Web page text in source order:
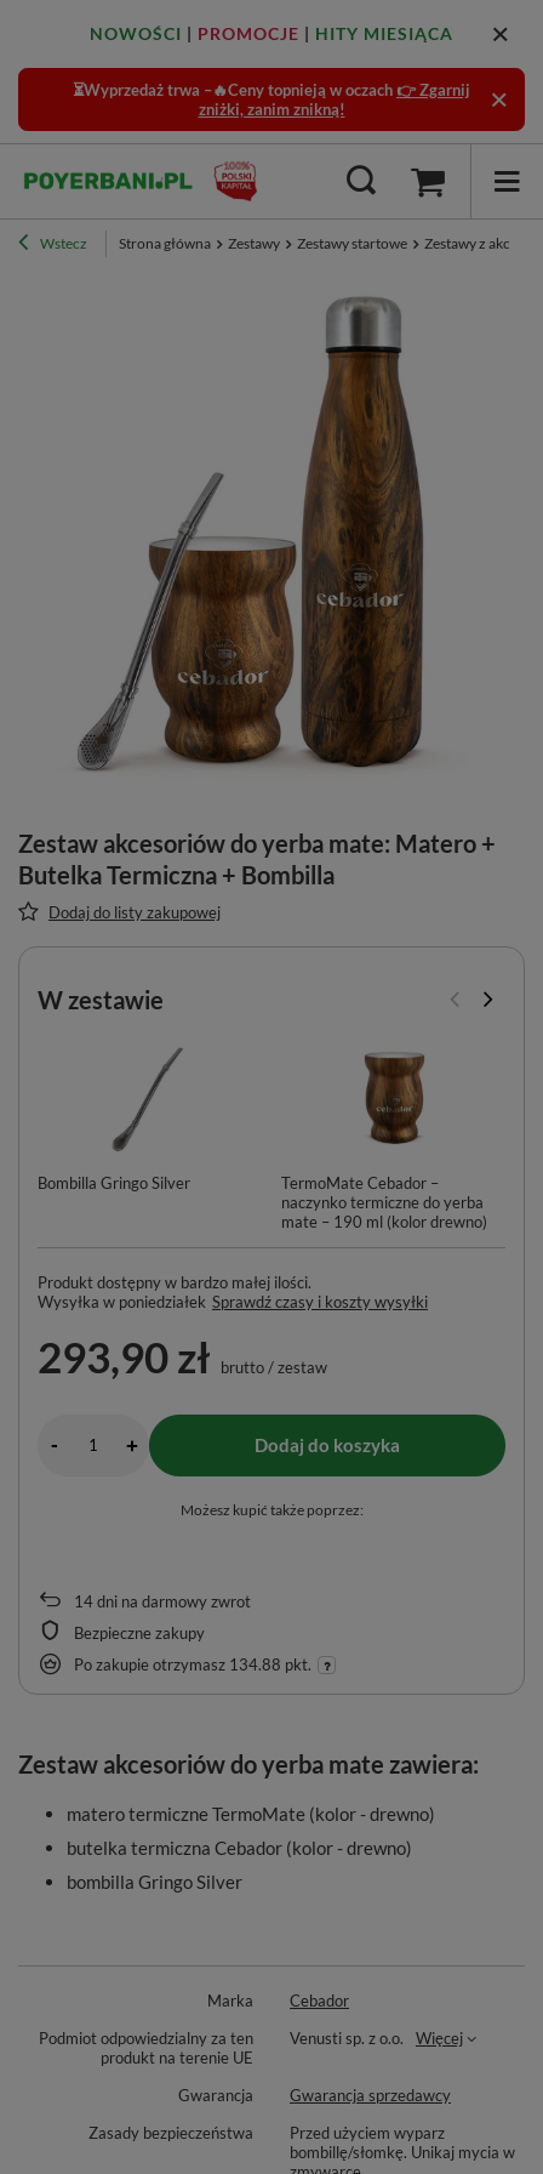
NOWOŚCI | PROMOCJE | HITY MIESIĄCA
⏳Wyprzedaż trwa –🔥Ceny topnieją w oczach 👉 Zgarnij
zniżki, zanim znikną!
Wstecz Strona główna Zestawy Zestawy startowe Zestawy z
Zestaw akcesoriów do yerba mate: Matero +
Butelka Termiczna + Bombilla
Dodaj do listy zakupowej
W zestawie
Bombilla Gringo Silver
TermoMate Cebador –
naczynko termiczne do yerba
mate – 190 ml (kolor drewno)
14dni na darmowy zwrot
Bezpieczne zakupy
Po zakupie otrzymasz 134.88 pkt.
Produkt dostępny w bardzo małej ilości
Wysyłka w poniedziałek Sprawdź czasy i koszty wysyłki
293,90 zł brutto/zestaw
- + Dodaj do koszyka
Możesz kupić także poprzez:
Zestaw akcesoriów do yerba mate zawiera:
matero termiczne TermoMate (kolor - drewno)
butelka termiczna Cebador (kolor - drewno)
bombilla Gringo Silver
Marka
Cebador
Podmiot odpowiedzialny za ten
produkt na terenie UE
Venusti sp. z o.o. Więcej
Gwarancja
Gwarancja sprzedawcy
Zasady bezpieczeństwa
Przed użyciem wyparz
bombillę/słomkę. Unikaj mycia w